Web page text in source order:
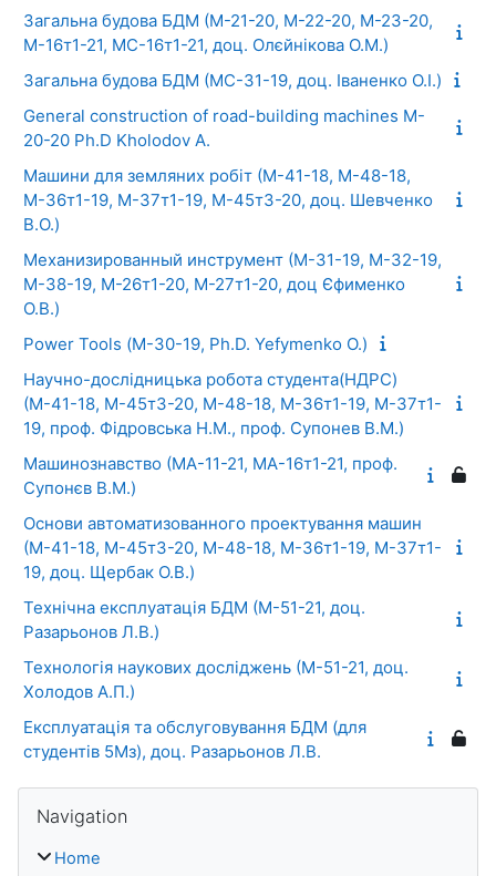
Загальна будова БДМ (М-21-20, М-22-20, М-23-20,
М-16т1-21, МС-16т1-21, доц. Олєйнікова О.М.)
Загальна будова БДМ (МС-31-19, доц. Іваненко О.І.)
General construction of road-building machines M-
20-20 Ph.D Kholodov A.
Машини для земляних робіт (М-41-18, М-48-18,
М-36т1-19, М-37т1-19, М-45т3-20, доц. Шевченко
В.О.)
Механизированный инструмент (М-31-19, М-32-19,
М-38-19, М-26т1-20, М-27т1-20, доц Єфименко
О.В.)
Power Tools (М-30-19, Ph.D. Yefymenko O.)
Научно-дослідницька робота студента(НДРС)
(М-41-18, М-45т3-20, М-48-18, М-36т1-19, М-37т1-
19, проф. Фідровська Н.М., проф. Супонев В.М.)
Машинознавство (МА-11-21, МА-16т1-21, проф.
Супонєв В.М.)
Основи автоматизованного проектування машин
(М-41-18, М-45т3-20, М-48-18, М-36т1-19, М-37т1-
19, доц. Щербак О.В.)
Технічна експлуатація БДМ (М-51-21, доц.
Разарьонов Л.В.)
Технологія наукових досліджень (М-51-21, доц.
Холодов А.П.)
Експлуатація та обслуговування БДМ (для
студентів 5Мз), доц. Разарьонов Л.В.
Blocks
Navigation
Home